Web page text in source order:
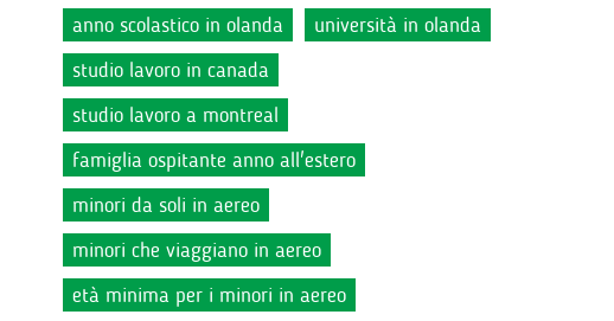
anno scolastico in olanda
università in olanda
studio lavoro in canada
studio lavoro a montreal
famiglia ospitante anno all'estero
minori da soli in aereo
minori che viaggiano in aereo
età minima per i minori in aereo